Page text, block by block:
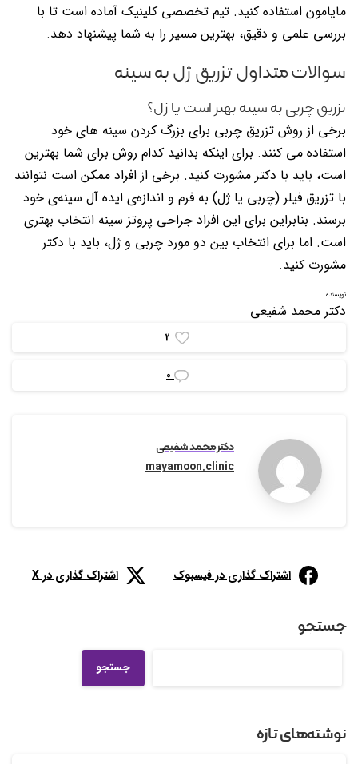
مایامون استفاده کنید. تیم تخصصی کلینیک آماده است تا با
بررسی علمی و دقیق، بهترین مسیر را به شما پیشنهاد دهد.
سوالات متداول تزریق ژل به سینه
تزریق چربی به سینه بهتر است یا ژل؟
برخی از روش تزریق چربی برای بزرگ کردن سینه های خود
استفاده می کنند. برای اینکه بدانید کدام روش برای شما بهترین
است، باید با دکتر مشورت کنید. برخی از افراد ممکن است نتوانند
با تزریق فیلر (چربی یا ژل) به فرم و اندازه‌ی ایده آل سینه‌ی خود
برسند. بنابراین برای این افراد جراحی پروتز سینه انتخاب بهتری
است. اما برای انتخاب بین دو مورد چربی و ژل، باید با دکتر
مشورت کنید.
نویسنده
دکتر محمد شفیعی
2
0
دکتر محمد شفیعی
mayamoon.clinic
اشتراک گذاری در فیسبوک اشتراک گذاری در X
جستجو
جستجو
نوشته‌های تازه